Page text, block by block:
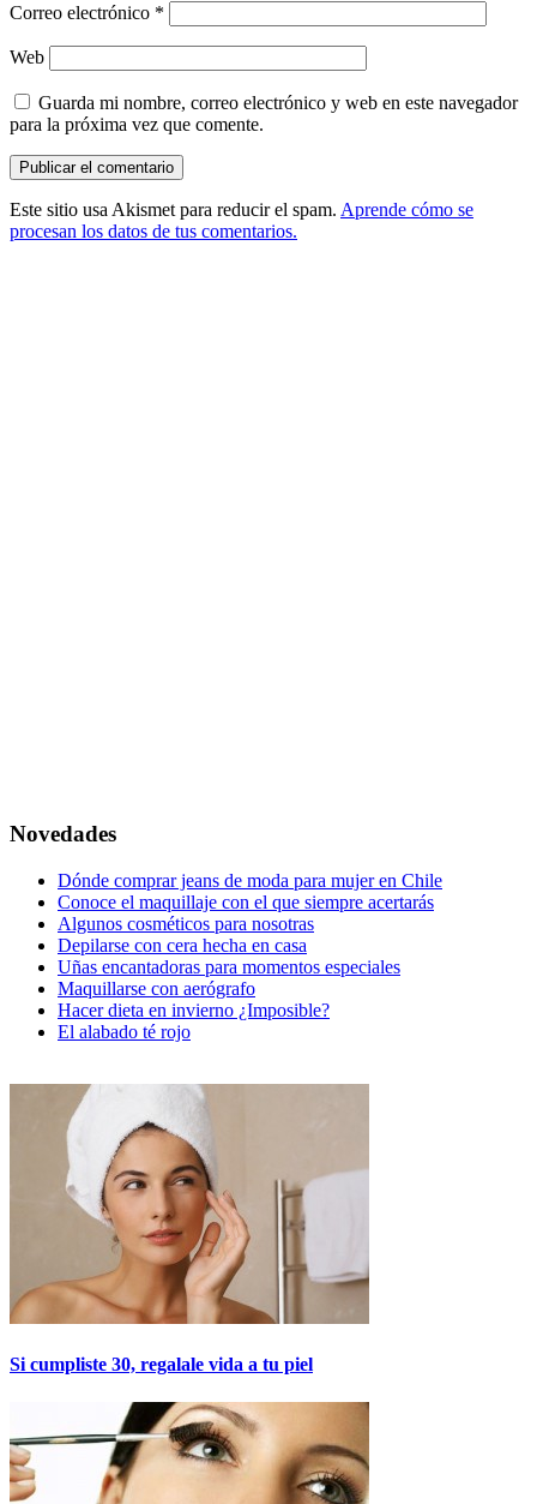
Correo electrónico *
Web
Guarda mi nombre, correo electrónico y web en este navegador
para la próxima vez que comente.
Este sitio usa Akismet para reducir el spam. Aprende cómo se
procesan los datos de tus comentarios.
Novedades
Dónde comprar jeans de moda para mujer en Chile
Conoce el maquillaje con el que siempre acertarás
Algunos cosméticos para nosotras
Depilarse con cera hecha en casa
Uñas encantadoras para momentos especiales
Maquillarse con aerógrafo
Hacer dieta en invierno ¿Imposible?
El alabado té rojo
Si cumpliste 30, regalale vida a tu piel